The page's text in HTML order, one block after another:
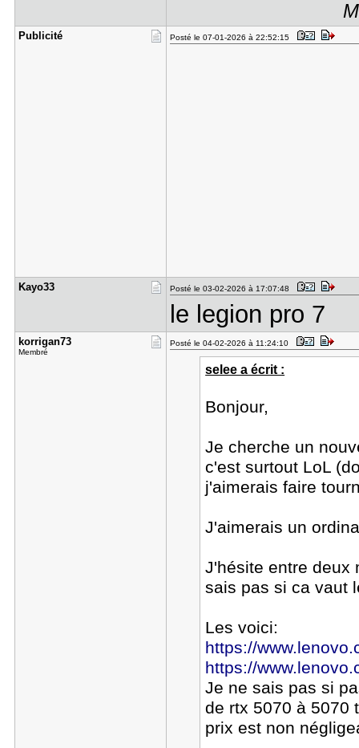
Publicité Posté le 07-01-2026 à 22:52:15
Kayo33 Posté le 03-02-2026 à 17:07:48
le legion pro 7
korrigan73
Membré
Posté le 04-02-2026 à 11:24:10
selee a écrit :
Bonjour,
Je cherche un
c'est surtout LoL
j'aimerais faire
J'aimerais un
J'hésite entre deux
sais pas si ca vaut
Les voici:
https://
https://
Je ne sais pas si
de rtx 5070 à 5070
prix est non